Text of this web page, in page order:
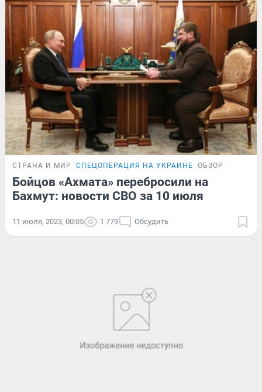
СТРАНА И МИР СПЕЦОПЕРАЦИЯ НА УКРАИНЕ ОБЗОР
Бойцов «Ахмата» перебросили на
Бахмут: новости СВО за 10 июля
11 июля, 2023, 00:05 1 779 Обсудить